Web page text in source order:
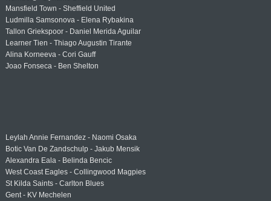
Mansfield Town - Sheffield United
Ludmilla Samsonova - Elena Rybakina
Tallon Griekspoor - Daniel Merida Aguilar
Learner Tien - Thiago Augustin Tirante
Alina Korneeva - Cori Gauff
Joao Fonseca - Ben Shelton
Leylah Annie Fernandez - Naomi Osaka
Botic Van De Zandschulp - Jakub Mensik
Alexandra Eala - Belinda Bencic
West Coast Eagles - Collingwood Magpies
St Kilda Saints - Carlton Blues
Gent - KV Mechelen